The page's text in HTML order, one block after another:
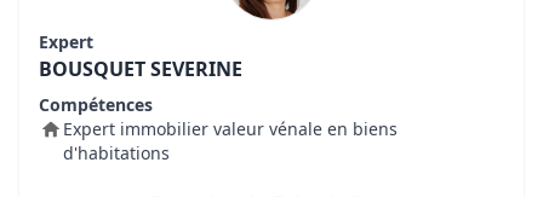
Expert
BOUSQUET SEVERINE
Compétences
Expert immobilier valeur vénale en biens
d'habitations